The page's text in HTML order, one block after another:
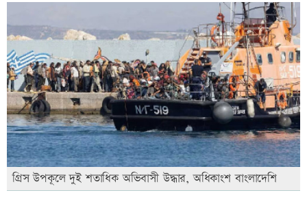
গ্রিস উপকূলে দুই শতাধিক অভিবাসী উদ্ধার, অধিকাংশ বাংলাদেশি